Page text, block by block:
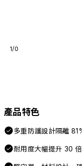
1/0
產品特色
多重防護設計隔離
耐用度大幅提升 30